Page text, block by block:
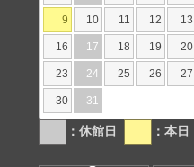
9 10 11 12 13
16 17 18 19 20
23 24 25 26 27
30 31
：休館日 ：本日